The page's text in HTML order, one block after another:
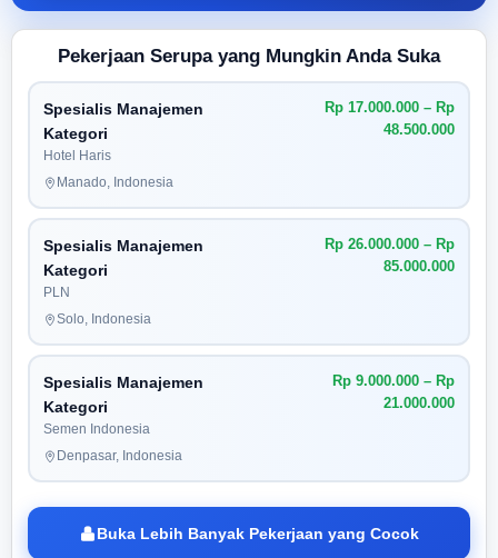
Pekerjaan Serupa yang Mungkin Anda Suka
Spesialis Manajemen
Kategori
Hotel Haris
Rp 17.000.000 – Rp
48.500.000
Manado, Indonesia
Spesialis Manajemen
Kategori
PLN
Rp 26.000.000 – Rp
85.000.000
Solo, Indonesia
Spesialis Manajemen
Kategori
Semen Indonesia
Rp 9.000.000 – Rp
21.000.000
Denpasar, Indonesia
Buka Lebih Banyak Pekerjaan yang Cocok